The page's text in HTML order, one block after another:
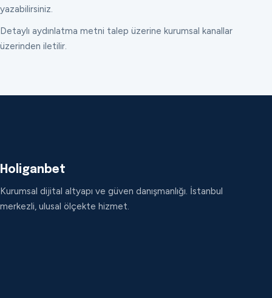
yazabilirsiniz.
Detaylı aydınlatma metni talep üzerine kurumsal kanallar
üzerinden iletilir.
Holiganbet
Kurumsal dijital altyapı ve güven danışmanlığı. İstanbul
merkezli, ulusal ölçekte hizmet.